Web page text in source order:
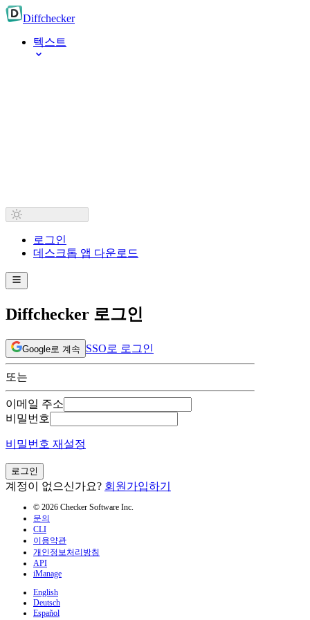
Diffchecker
텍스트
로그인
데스크톱 앱 다운로드
Diffchecker 로그인
Google로 계속 SSO로 로그인
또는
이메일 주소
비밀번호
비밀번호 재설정
로그인
계정이 없으신가요? 회원가입하기
© 2026 Checker Software Inc.
문의
CLI
이용약관
개인정보처리방침
API
iManage
English
Deutsch
Español